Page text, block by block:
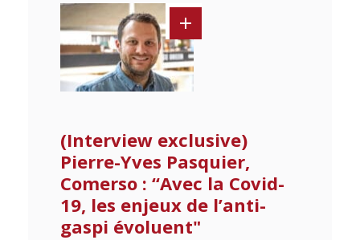
(Interview exclusive)
Pierre-Yves Pasquier,
Comerso : “Avec la Covid-
19, les enjeux de l’anti-
gaspi évoluent"